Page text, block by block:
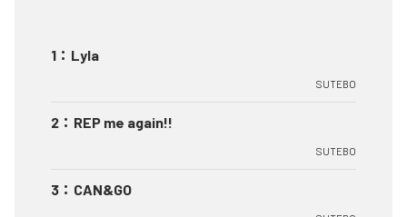
1 ： Lyla
SUTEBO
2 ： REP me again!!
SUTEBO
3 ： CAN&GO